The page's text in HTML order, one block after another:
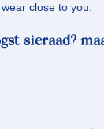
close to you.
sieraad?